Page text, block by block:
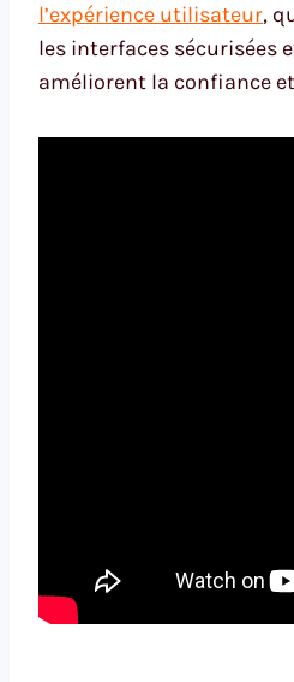
l’expérience utilisateur,
les interfaces sécurisées
améliorent la confiance